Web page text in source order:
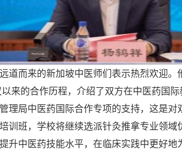
道而来的新加坡中医师们表示热烈欢迎
来的合作历程，介绍了双方在中医药国
理局中医药国际合作专项的支持，这是
训班，学校将继续选派针灸推拿专业领
升中医药技能水平，在临床实践中更好